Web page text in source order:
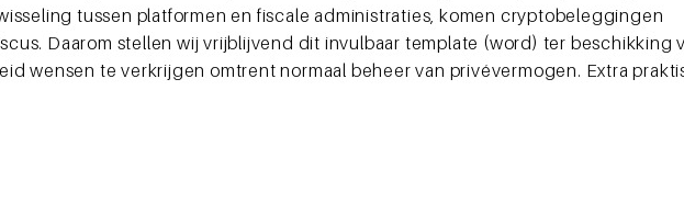
tussen platformen en fiscale administraties, komen cryptobeleggingen
Daarom stellen wij vrijblijvend dit invulbaar template (word) ter beschikking
wensen te verkrijgen omtrent normaal beheer van privévermogen. Extra